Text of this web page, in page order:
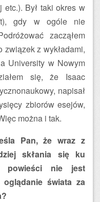
etc.). Był taki okres w
gdy w ogóle nie
zacząłem
związek z wykładami,
University w Nowym
się, że Isaac
napisał
zbiorów esejów,
można i tak.
Pan, że wraz z
skłania się ku
powieści nie jest
świata za